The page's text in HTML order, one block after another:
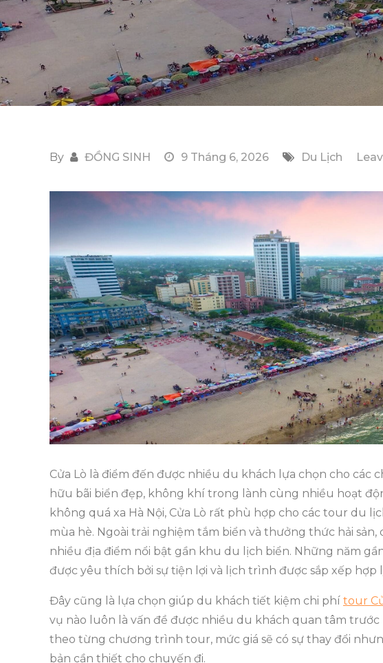
By ĐỒNG SINH 9 Tháng 6, 2026 Du Lịch
Cửa Lò là điểm đến được nhiều du khách lựa chọn cho các
hữu bãi biển đẹp, không khí trong lành cùng nhiều hoạt
không quá xa Hà Nội, Cửa Lò rất phù hợp cho các tour du
mùa hè. Ngoài trải nghiệm tắm biển và thưởng thức hải
nhiều địa điểm nổi bật gần khu du lịch biển. Những năm
được yêu thích bởi sự tiện lợi và lịch trình được sắp xếp hợp
Đây cũng là lựa chọn giúp du khách tiết kiệm chi phí tour
vụ nào luôn là vấn đề được nhiều du khách quan tâm
theo từng chương trình tour, mức giá sẽ có sự thay đổi
bản cần thiết cho chuyến đi.